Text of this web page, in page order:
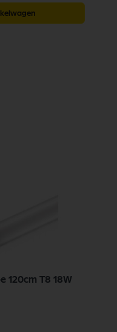
120cm T8 18W